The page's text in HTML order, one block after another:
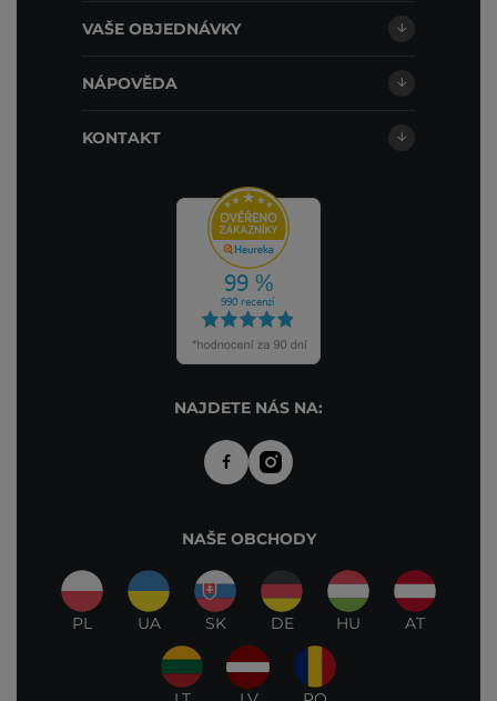
VAŠE OBJEDNÁVKY
NÁPOVĚDA
KONTAKT
NAJDETE NÁS NA:
NAŠE OBCHODY
PL UA SK DE HU AT